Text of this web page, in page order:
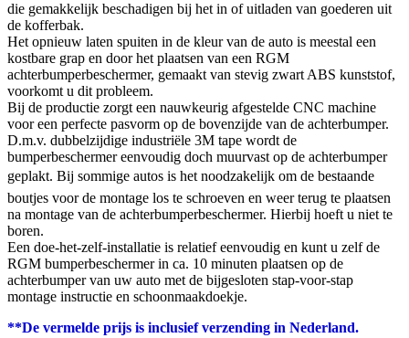
die gemakkelijk beschadigen bij het in of uitladen van goederen uit
de kofferbak.
Het opnieuw laten spuiten in de kleur van de auto is meestal een
kostbare grap en door het plaatsen van een RGM
achterbumperbeschermer, gemaakt van stevig zwart ABS kunststof,
voorkomt u dit probleem.
Bij de productie zorgt een nauwkeurig afgestelde CNC machine
voor een perfecte pasvorm op de bovenzijde van de achterbumper.
D.m.v. dubbelzijdige industriële 3M tape wordt de
bumperbeschermer eenvoudig doch muurvast op de achterbumper
geplakt. Bij sommige autos is het noodzakelijk om de bestaande
boutjes voor de montage los te schroeven en weer terug te plaatsen
na montage van de achterbumperbeschermer. Hierbij hoeft u niet te
boren.
Een doe-het-zelf-installatie is relatief eenvoudig en kunt u zelf de
RGM bumperbeschermer in ca. 10 minuten plaatsen op de
achterbumper van uw auto met de bijgesloten stap-voor-stap
montage instructie en schoonmaakdoekje.
**De vermelde prijs is inclusief verzending in Nederland.